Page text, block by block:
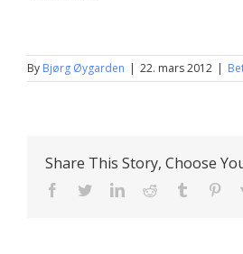
By Bjørg Øygarden | 22. mars 2012 |
Share This Story, Choose
Facebook
TwitterLinkedInReddit Tumblr